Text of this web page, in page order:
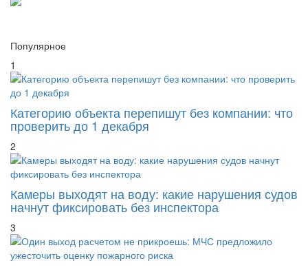
Популярное
1
Категорию объекта перепишут без компании: что
проверить до 1 декабря
2
Камеры выходят на воду: какие нарушения судов
начнут фиксировать без инспектора
3